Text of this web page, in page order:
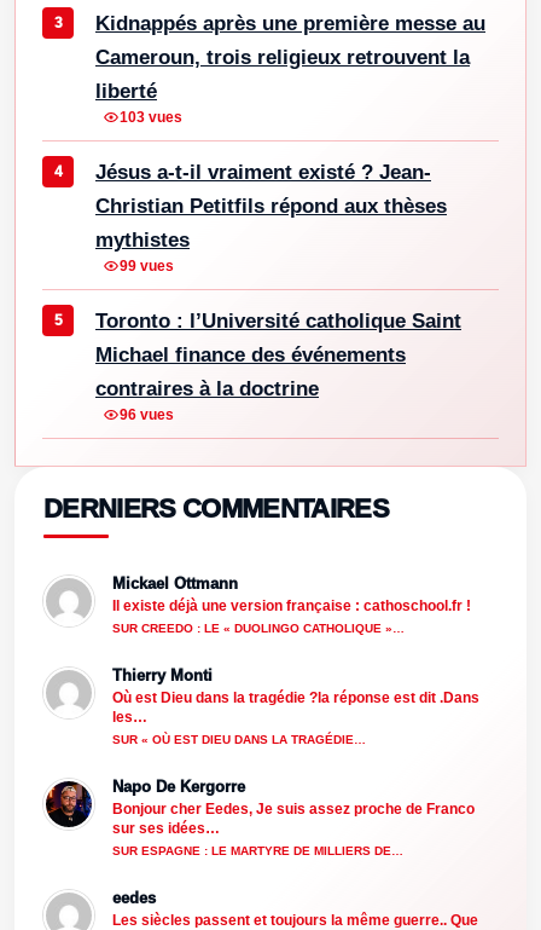
Kidnappés après une première messe au
Cameroun, trois religieux retrouvent la
liberté
103 vues
Jésus a-t-il vraiment existé ? Jean-
Christian Petitfils répond aux thèses
mythistes
99 vues
Toronto : l’Université catholique Saint
Michael finance des événements
contraires à la doctrine
96 vues
DERNIERS COMMENTAIRES
Mickael Ottmann
Il existe déjà une version française : cathoschool.fr !
SUR CREEDO : LE « DUOLINGO CATHOLIQUE »…
Thierry Monti
Où est Dieu dans la tragédie ?la réponse est dit .Dans
les…
SUR « OÙ EST DIEU DANS LA TRAGÉDIE…
Napo De Kergorre
Bonjour cher Eedes, Je suis assez proche de Franco
sur ses idées…
SUR ESPAGNE : LE MARTYRE DE MILLIERS DE…
eedes
Les siècles passent et toujours la même guerre.. Que